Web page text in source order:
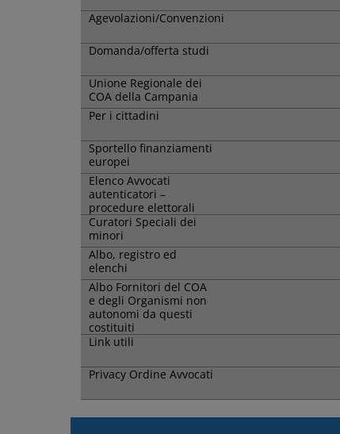
Agevolazioni/Convenzioni
Domanda/offerta studi
Unione Regionale dei
COA della Campania
Per i cittadini
Sportello finanziamenti
europei
Elenco Avvocati
autenticatori –
procedure elettorali
Curatori Speciali dei
minori
Albo, registro ed
elenchi
Albo Fornitori del COA
e degli Organismi non
autonomi da questi
costituiti
Link utili
Privacy Ordine Avvocati